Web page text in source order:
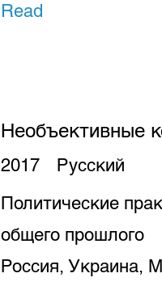
Read
Необъективные
2017
Русский
Политические
общего прошлого
Россия, Украина,